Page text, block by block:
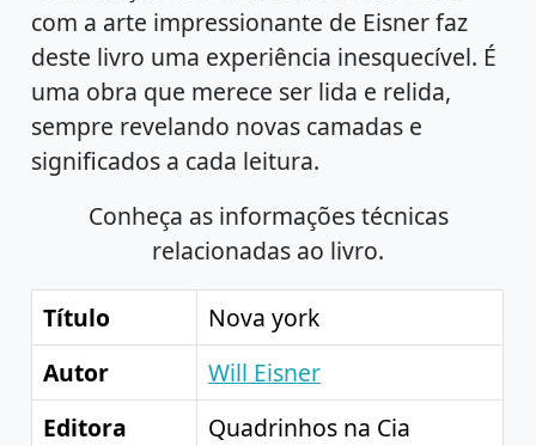
com a arte impressionante de Eisner faz
deste livro uma experiência inesquecível. É
uma obra que merece ser lida e relida,
sempre revelando novas camadas e
significados a cada leitura.
Conheça as informações técnicas
relacionadas ao livro.
Título
Nova york
Autor
Will Eisner
Editora
Quadrinhos na Cia